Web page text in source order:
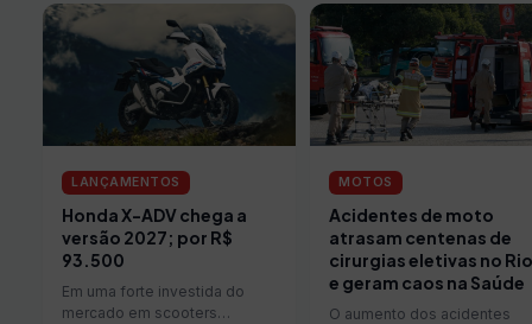
LANÇAMENTOS
Honda X-ADV chega a
versão 2027; por R$
93.500
Em uma forte investida do
mercado em scooters
MOTOS
Acidentes de moto
atrasam centenas de
cirurgias eletivas no Rio
e geram caos na Saúde
O aumento dos acidentes